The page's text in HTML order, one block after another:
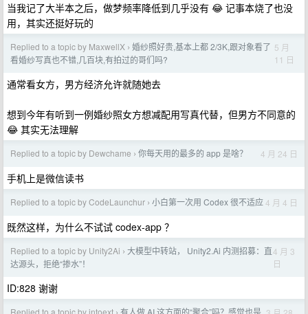
当我记了大半本之后，做梦频率降低到几乎没有 😂 记事本烧了也没
用，其实还挺好玩的
Replied to a topic by MaxwellX › 婚纱照好贵,基本上都 2/3K,跟对象看了
看婚纱写真也不错,几百块,有拍过的哥们吗?
5 月
11 日
通常看女方，男方经济允许就随她去
想到今年有听到一例婚纱照女方想减配用写真代替，但男方不同意的
😂 其实无法理解
Replied to a topic by Dewchame › 你每天用的最多的 app 是啥？ 4 月 24 日
手机上是微信读书
Replied to a topic by CodeLaunchur › 小白第一次用 Codex 很不适应4 月 4 日
既然这样，为什么不试试 codex-app ？
Replied to a topic by Unity2Ai › 大模型中转站， Unity2.Ai 内测招募：直
达源头，拒绝“掺水”！
4 月 3
日
ID:828 谢谢
Replied to a topic by intoext 有人做 AI 这方面的“聚合”吗？感觉也是